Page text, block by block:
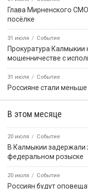
Глава Мирненского
посёлке
31 июля Событие
Прокуратура Калмыкии
мошенничестве с
31 июля Событие
Россияне стали
В этом месяце
20 июля Событие
В Калмыкии
федеральном розыске
20 июля Событие
Россиян будут